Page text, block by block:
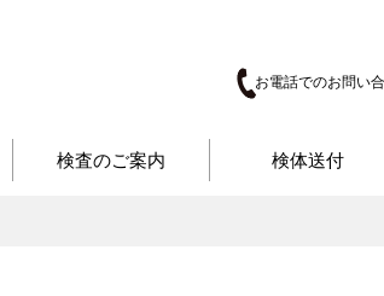
お電話でのお問い
検査のご案内 検体送付